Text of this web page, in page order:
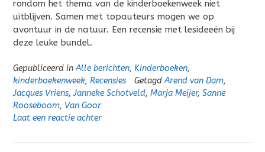
rondom het thema van de kinderboekenweek niet
uitblijven. Samen met topauteurs mogen we op
avontuur in de natuur. Een recensie met lesideeën bij
deze leuke bundel.
Gepubliceerd inAlle berichten, Kinderboeken,
kinderboekenweek, Recensies GetagdArend van Dam,
Jacques Vriens,Janneke Schotveld, Marja Meijer, Sanne
Rooseboom, Van Goor
Laat een reactie achter